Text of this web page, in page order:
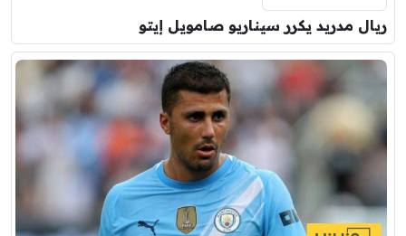
ريال مدريد يكرر سيناريو صامويل إيتو